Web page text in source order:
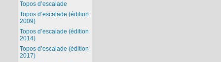
Topos d’escalade
Topos d’escalade (édition
2009)
Topos d’escalade (édition
2014)
Topos d’escalade (édition
2017)